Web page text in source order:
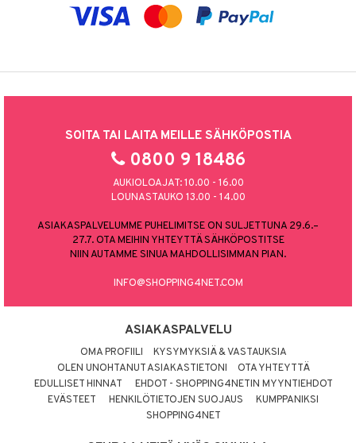
SOITA TAI LAITA MEILLE SÄHKÖPOSTIA
0800 9 18486
AUKIOLOAJAT: 10.00 - 16.00
LOUNASTAUKO 13.00 - 14.00
ASIAKASPALVELUMME PUHELIMITSE ON SULJETTUNA 29.6.–
27.7. OTA MEIHIN YHTEYTTÄ SÄHKÖPOSTITSE
NIIN AUTAMME SINUA MAHDOLLISIMMAN PIAN.
INFO@SHOPPING4NET.COM
ASIAKASPALVELU
OMA PROFIILI
KYSYMYKSIÄ & VASTAUKSIA
OLEN UNOHTANUT ASIAKASTIETONI
OTA YHTEYTTÄ
EDULLISET HINNAT
EHDOT - SHOPPING4NETIN MYYNTIEHDOT
EVÄSTEET
HENKILÖTIETOJEN SUOJAUS
KUMPPANIKSI
SHOPPING4NET